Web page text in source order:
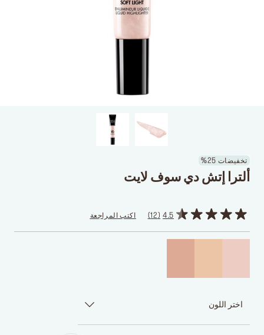
تخفيضات 25%
ألترا إتش دي سوف لايت
4.5
12 اكتب المراجعة
اختر اللون